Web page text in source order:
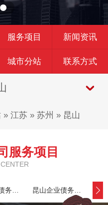
服务项目 新闻资讯
城市分站 联系方式
» 江苏 » 苏州 » 昆山
服务项目